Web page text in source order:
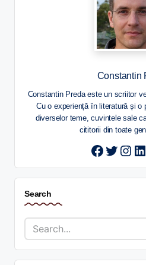
Constantin
Constantin Preda este un scriitor
Cu o experiență în literatură și o
diverselor teme, cuvintele sale
cititorii din toate
Twitter
Search